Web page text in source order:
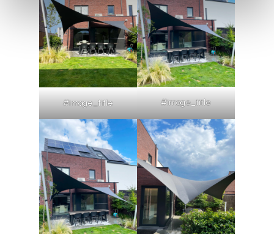
#image_title #image_title